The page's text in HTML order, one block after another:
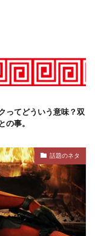
ってどういう意味？双
事。
話題のネタ